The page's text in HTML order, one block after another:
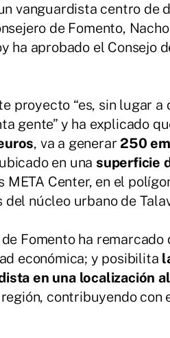
vanguardista centro de
de Fomento,
ha aprobado el Consejo
proyecto “es, sin lugar
gente” y ha explicado
, va a generar 250
en una superficie
META Center, en el
núcleo urbano de
Fomento ha remarcado
económica; y posibilita
en una localización
contribuyendo con